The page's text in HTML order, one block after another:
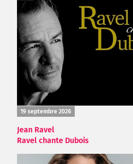
19 septembre 2026
Jean Ravel
Ravel chante Dubois